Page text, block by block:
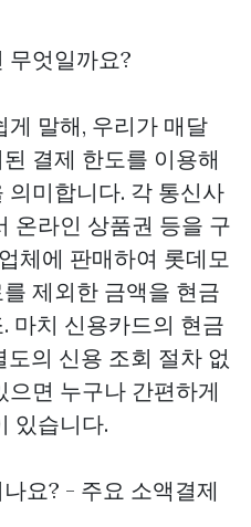
무엇일까요?
말해, 우리가 매달
결제 한도를 이용해
의미합니다. 각 통신사
온라인 상품권 등을 구
체에 판매하여 롯데모
제외한 금액을 현금
마치 신용카드의 현금
의 신용 조회 절차 없
면 누구나 간편하게
있습니다.
요? - 주요 소액결제